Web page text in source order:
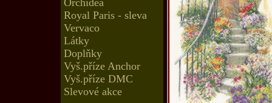
Orchidea
Royal Paris - sleva
Vervaco
Látky
Doplňky
Vyš.příze Anchor
Vyš.příze DMC
Slevové akce